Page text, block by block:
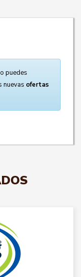
puedes
nuevas ofertas